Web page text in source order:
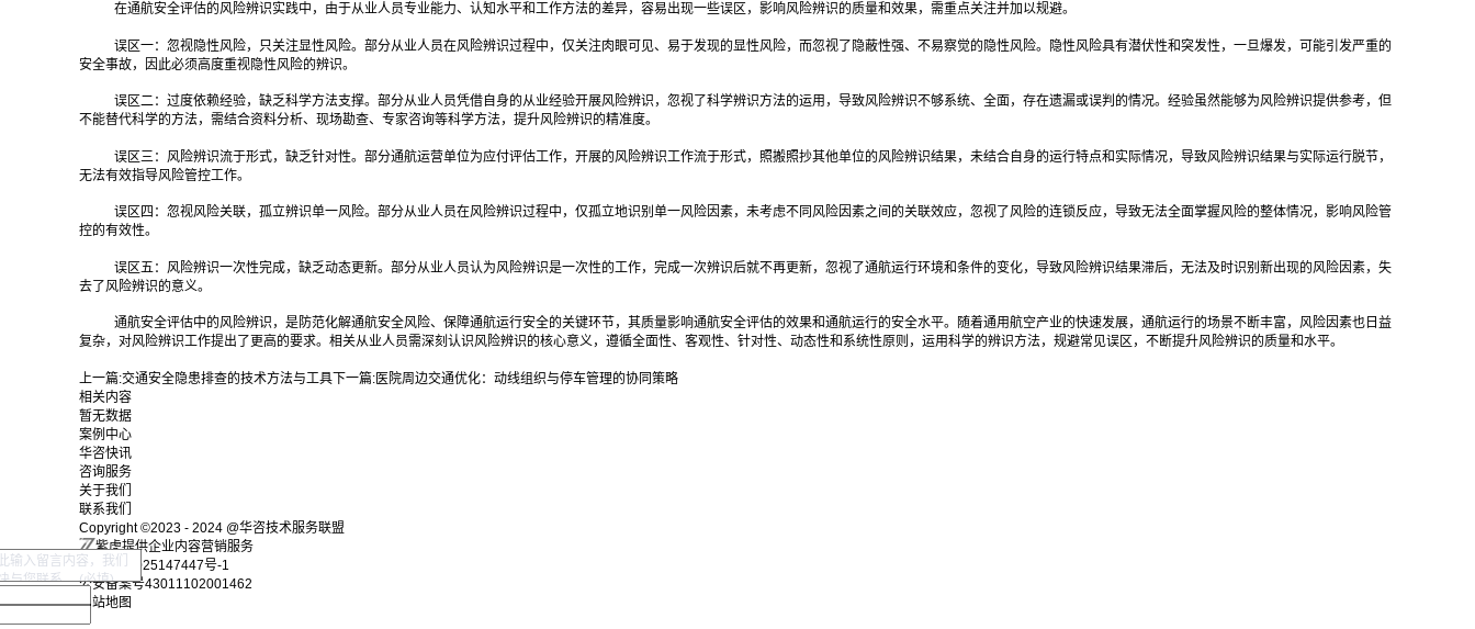
在通航安全评估的风险辨识实践中，由于从业人员专业能力、认知水平和工作方法的差异，容易出现一些误区，影响风险辨识的质量和效果，需重点关注并加以规避。
误区一：忽视隐性风险，只关注显性风险。部分从业人员在风险辨识过程中，仅关注肉眼可见、易于发现的显性风险，而忽视了隐蔽性强、不易察觉的隐性风险。隐性风险具有潜伏性和突发性，一旦爆发，可能引发严重的
安全事故，因此必须高度重视隐性风险的辨识。
误区二：过度依赖经验，缺乏科学方法支撑。部分从业人员凭借自身的从业经验开展风险辨识，忽视了科学辨识方法的运用，导致风险辨识不够系统、全面，存在遗漏或误判的情况。经验虽然能够为风险辨识提供参考，但
不能替代科学的方法，需结合资料分析、现场勘查、专家咨询等科学方法，提升风险辨识的精准度。
误区三：风险辨识流于形式，缺乏针对性。部分通航运营单位为应付评估工作，开展的风险辨识工作流于形式，照搬照抄其他单位的风险辨识结果，未结合自身的运行特点和实际情况，导致风险辨识结果与实际运行脱节，
无法有效指导风险管控工作。
误区四：忽视风险关联，孤立辨识单一风险。部分从业人员在风险辨识过程中，仅孤立地识别单一风险因素，未考虑不同风险因素之间的关联效应，忽视了风险的连锁反应，导致无法全面掌握风险的整体情况，影响风险管
控的有效性。
误区五：风险辨识一次性完成，缺乏动态更新。部分从业人员认为风险辨识是一次性的工作，完成一次辨识后就不再更新，忽视了通航运行环境和条件的变化，导致风险辨识结果滞后，无法及时识别新出现的风险因素，失
去了风险辨识的意义。
通航安全评估中的风险辨识，是防范化解通航安全风险、保障通航运行安全的关键环节，其质量影响通航安全评估的效果和通航运行的安全水平。随着通用航空产业的快速发展，通航运行的场景不断丰富，风险因素也日益
复杂，对风险辨识工作提出了更高的要求。相关从业人员需深刻认识风险辨识的核心意义，遵循全面性、客观性、针对性、动态性和系统性原则，运用科学的辨识方法，规避常见误区，不断提升风险辨识的质量和水平。
上一篇:交通安全隐患排查的技术方法与工具下一篇:医院周边交通优化：动线组织与停车管理的协同策略
相关内容
暂无数据
案例中心
华咨快讯
咨询服务
关于我们
联系我们
Copyright ©2023 - 2024 @华咨技术服务联盟
紫虎提供企业内容营销服务
湘ICP备2025147447号-1
公安备案号43011102001462
网站地图